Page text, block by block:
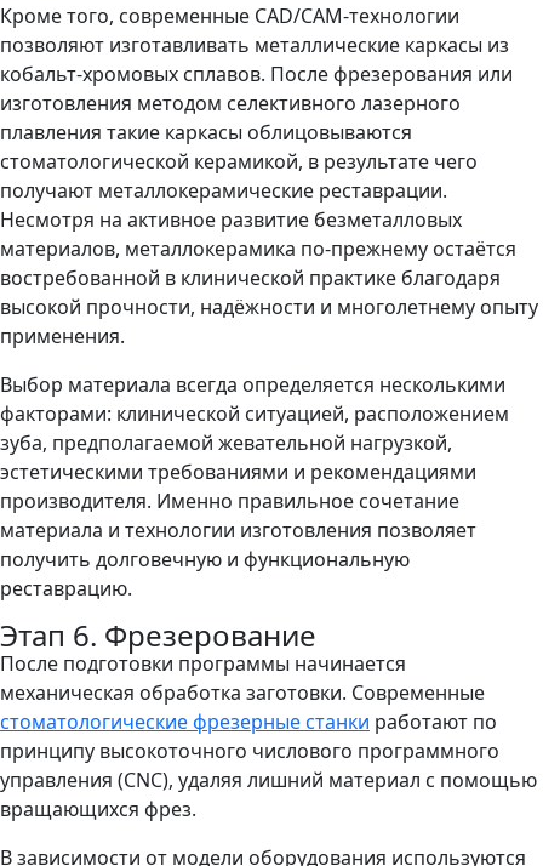
Кроме того, современные CAD/CAM-технологии
позволяют изготавливать металлические каркасы из
кобальт-хромовых сплавов. После фрезерования или
изготовления методом селективного лазерного
плавления такие каркасы облицовываются
стоматологической керамикой, в результате чего
получают металлокерамические реставрации.
Несмотря на активное развитие безметалловых
материалов, металлокерамика по-прежнему остаётся
востребованной в клинической практике благодаря
высокой прочности, надёжности и многолетнему опыту
применения.
Выбор материала всегда определяется несколькими
факторами: клинической ситуацией, расположением
зуба, предполагаемой жевательной нагрузкой,
эстетическими требованиями и рекомендациями
производителя. Именно правильное сочетание
материала и технологии изготовления позволяет
получить долговечную и функциональную
реставрацию.
Этап 6. Фрезерование
После подготовки программы начинается
механическая обработка заготовки. Современные
стоматологические фрезерные станки работают по
принципу высокоточного числового программного
управления (CNC), удаляя лишний материал с помощью
вращающихся фрез.
В зависимости от модели оборудования используются